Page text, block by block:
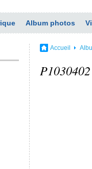
Album photos
Accueil
P1030402